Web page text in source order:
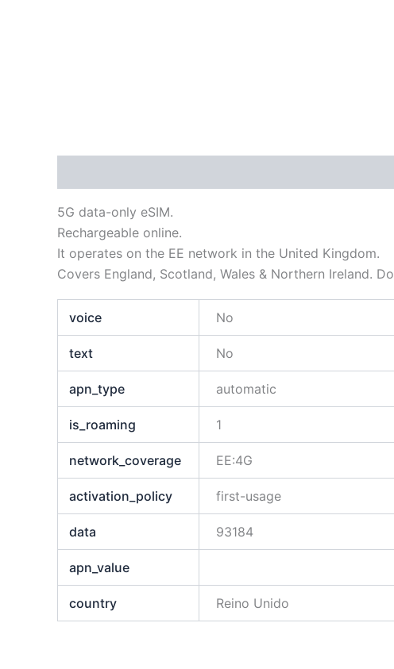
5G data-only eSIM.
Rechargeable online.
It operates on the EE network in the United Kingdom.
Covers England, Scotland, Wales & Northern Ireland.
voice No
text No
apn_type automatic
is_roaming 1
network_coverage EE:4G
activation_policy first-usage
data 93184
apn_value
country Reino Unido